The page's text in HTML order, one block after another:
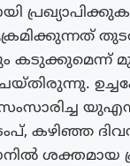
കടുക്കുമെന്ന്
സംസാരിച്ച
കഴിഞ്ഞ
ശക്തമായ